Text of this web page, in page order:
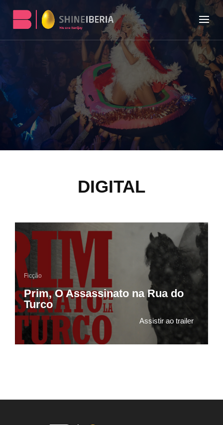
DIGITAL
Prim, O Assassinato na Rua do
Turco
Ficção
Assistir ao trailer